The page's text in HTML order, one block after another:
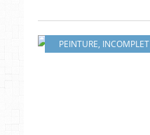
PEINTURE, INCOMPLET